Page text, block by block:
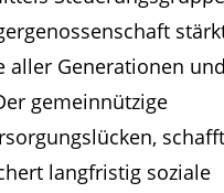
aller Generationen
gemeinnützige
schafft
langfristig soziale